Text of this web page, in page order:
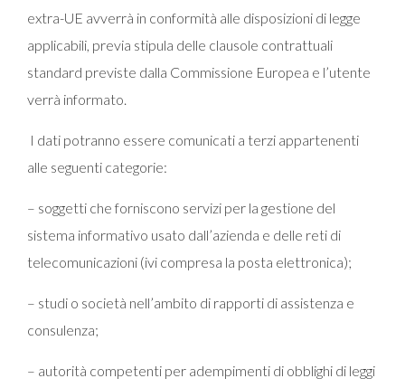
extra-UE avverrà in conformità alle disposizioni di legge
applicabili, previa stipula delle clausole contrattuali
standard previste dalla Commissione Europea e l’utente
verrà informato.
I dati potranno essere comunicati a terzi appartenenti
alle seguenti categorie:
– soggetti che forniscono servizi per la gestione del
sistema informativo usato dall’azienda e delle reti di
telecomunicazioni (ivi compresa la posta elettronica);
– studi o società nell’ambito di rapporti di assistenza e
consulenza;
– autorità competenti per adempimenti di obblighi di leggi